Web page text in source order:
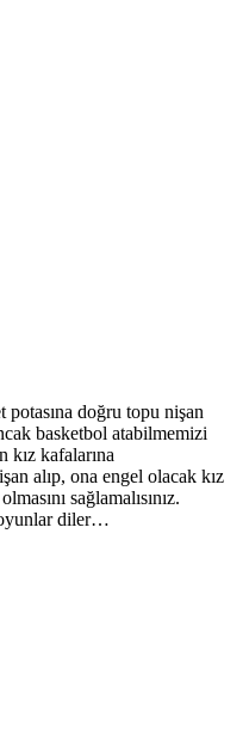
potasına doğru topu nişan
basketbol atabilmemizi
kız kafalarına
alıp, ona engel olacak kız
sağlamalısınız.
diler…